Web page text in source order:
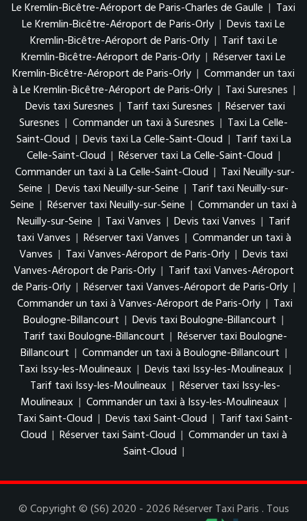
Le Kremlin-Bicêtre-Aéroport de Paris-Charles de Gaulle | Taxi
Le Kremlin-Bicêtre-Aéroport de Paris-Orly | Devis taxi Le
Kremlin-Bicêtre-Aéroport de Paris-Orly | Tarif taxi Le
Kremlin-Bicêtre-Aéroport de Paris-Orly | Réserver taxi Le
Kremlin-Bicêtre-Aéroport de Paris-Orly | Commander un taxi
à Le Kremlin-Bicêtre-Aéroport de Paris-Orly | Taxi Suresnes |
Devis taxi Suresnes | Tarif taxi Suresnes | Réserver taxi
Suresnes | Commander un taxi à Suresnes | Taxi La Celle-
Saint-Cloud | Devis taxi La Celle-Saint-Cloud | Tarif taxi La
Celle-Saint-Cloud | Réserver taxi La Celle-Saint-Cloud |
Commander un taxi à La Celle-Saint-Cloud | Taxi Neuilly-sur-
Seine | Devis taxi Neuilly-sur-Seine | Tarif taxi Neuilly-sur-
Seine | Réserver taxi Neuilly-sur-Seine | Commander un taxi à
Neuilly-sur-Seine | Taxi Vanves | Devis taxi Vanves | Tarif
taxi Vanves | Réserver taxi Vanves | Commander un taxi à
Vanves | Taxi Vanves-Aéroport de Paris-Orly | Devis taxi
Vanves-Aéroport de Paris-Orly | Tarif taxi Vanves-Aéroport
de Paris-Orly | Réserver taxi Vanves-Aéroport de Paris-Orly |
Commander un taxi à Vanves-Aéroport de Paris-Orly | Taxi
Boulogne-Billancourt | Devis taxi Boulogne-Billancourt |
Tarif taxi Boulogne-Billancourt | Réserver taxi Boulogne-
Billancourt | Commander un taxi à Boulogne-Billancourt |
Taxi Issy-les-Moulineaux | Devis taxi Issy-les-Moulineaux |
Tarif taxi Issy-les-Moulineaux | Réserver taxi Issy-les-
Moulineaux | Commander un taxi à Issy-les-Moulineaux |
Taxi Saint-Cloud | Devis taxi Saint-Cloud | Tarif taxi Saint-
Cloud | Réserver taxi Saint-Cloud | Commander un taxi à
Saint-Cloud |
© Copyright © (S6) 2020 - 2026 Réserver Taxi Paris . Tous